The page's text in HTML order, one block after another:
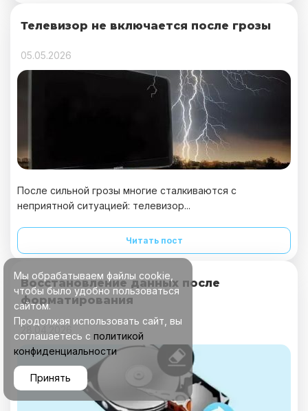
Телевизор не включается после грозы
05.05.2026
После сильной грозы многие сталкиваются с
неприятной ситуацией: телевизор...
Читать пост
Восстановление данных после
форматирования
28.04.2026
Мы обрабатываем файлы cookie,
чтобы было удобно пользоваться
сайтом.
Продолжая использовать сайт, вы
соглашаетесь с политикой
конфиденциальности
Принять